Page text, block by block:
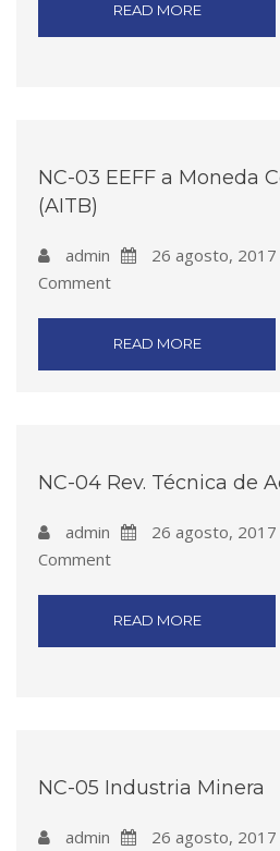
READ MORE
NC-03 EEFF a Moneda
(AITB)
admin 26 agosto, 2017
Comment
READ MORE
NC-04 Rev. Técnica de
admin 26 agosto, 2017
Comment
READ MORE
NC-05 Industria Minera
admin 26 agosto, 2017